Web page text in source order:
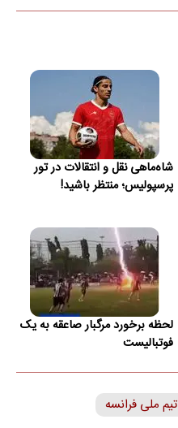
شاه‌ماهی نقل و انتقالات در تور
پرسپولیس؛ منتظر باشید!
لحظه برخورد مرگبار صاعقه به یک
فوتبالیست
تیم ملی فرانسه